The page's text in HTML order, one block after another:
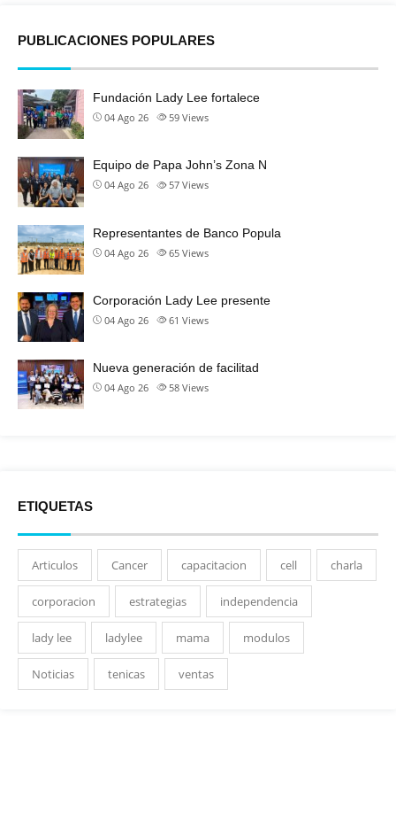
PUBLICACIONES POPULARES
Fundación Lady Lee fortalece
04 Ago 26 59 Views
Equipo de Papa John’s Zona N
04 Ago 26 57 Views
Representantes de Banco Popula
04 Ago 26 65 Views
Corporación Lady Lee presente
04 Ago 26 61 Views
Nueva generación de facilitad
04 Ago 26 58 Views
ETIQUETAS
Articulos Cancer capacitacion cell charla
corporacion estrategias independencia
lady lee ladylee mama modulos
Noticias tenicas ventas